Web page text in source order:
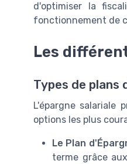
d'optimiser la
fonctionnement de
Les
Types de plans
L'épargne salariale
options les plus
Le Plan
terme grâce